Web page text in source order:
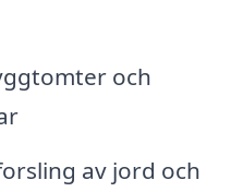
och
av jord och